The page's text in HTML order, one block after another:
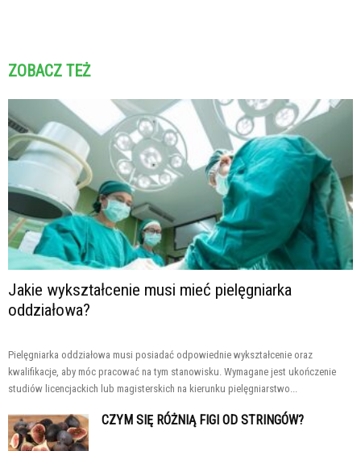
ZOBACZ TEŻ
Jakie wykształcenie musi mieć pielęgniarka
oddziałowa?
Pielęgniarka oddziałowa musi posiadać odpowiednie wykształcenie oraz
kwalifikacje, aby móc pracować na tym stanowisku. Wymagane jest ukończenie
studiów licencjackich lub magisterskich na kierunku pielęgniarstwo...
CZYM SIĘ RÓŻNIĄ FIGI OD STRINGÓW?